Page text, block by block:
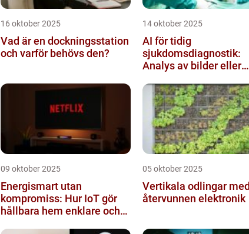
16 oktober 2025
Vad är en dockningsstation
och varför behövs den?
14 oktober 2025
AI för tidig
sjukdomsdiagnostik:
Analys av bilder eller
09 oktober 2025
Energismart utan
kompromiss: Hur IoT gör
hållbara hem enklare och
05 oktober 2025
Vertikala odlingar med
återvunnen elektronik